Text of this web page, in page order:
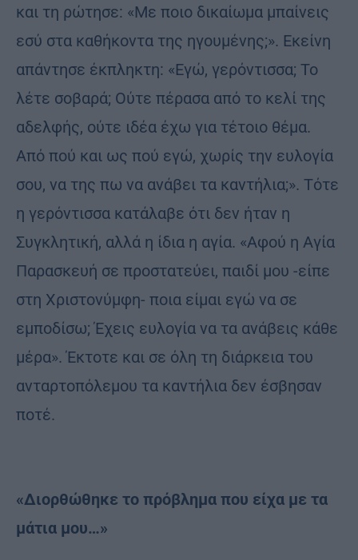
και τη ρώτησε: «Με ποιο δικαίωμα μπαίνεις
εσύ στα καθήκοντα της ηγουμένης;». Εκείνη
απάντησε έκπληκτη: «Εγώ, γερόντισσα; Το
λέτε σοβαρά; Ούτε πέρασα από το κελί της
αδελφής, ούτε ιδέα έχω για τέτοιο θέμα.
Από πού και ως πού εγώ, χωρίς την ευλογία
σου, να της πω να ανάβει τα καντήλια;». Τότε
η γερόντισσα κατάλαβε ότι δεν ήταν η
Συγκλητική, αλλά η ίδια η αγία. «Αφού η Αγία
Παρασκευή σε προστατεύει, παιδί μου -είπε
στη Χριστονύμφη- ποια είμαι εγώ να σε
εμποδίσω; Έχεις ευλογία να τα ανάβεις κάθε
μέρα». Έκτοτε και σε όλη τη διάρκεια του
ανταρτοπόλεμου τα καντήλια δεν έσβησαν
ποτέ.
«Διορθώθηκε το πρόβλημα που είχα με τα
μάτια μου…»